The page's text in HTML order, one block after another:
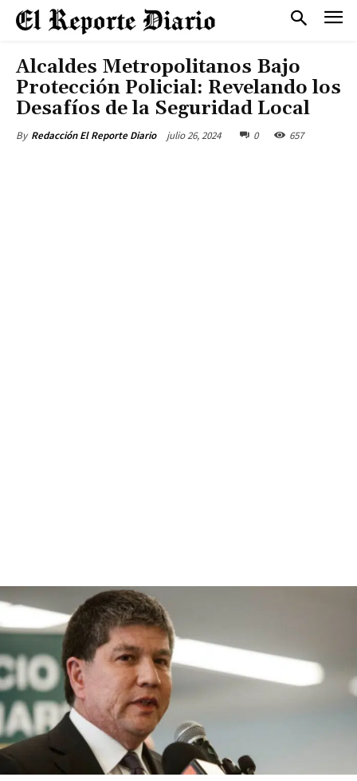
Alcaldes Metropolitanos Bajo
Protección Policial: Revelando los
Desafíos de la Seguridad Local
By Redacción El Reporte Diario julio 26, 2024 0 657